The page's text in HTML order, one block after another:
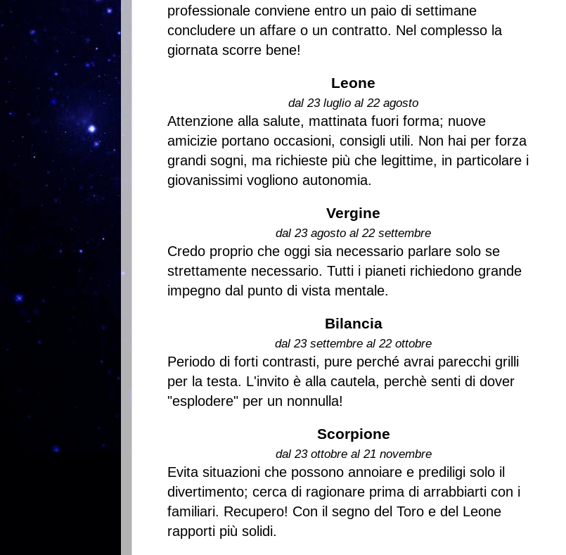
professionale conviene entro un paio di settimane
concludere un affare o un contratto. Nel complesso la
giornata scorre bene!
Leone
dal 23 luglio al 22 agosto
Attenzione alla salute, mattinata fuori forma; nuove
amicizie portano occasioni, consigli utili. Non hai per forza
grandi sogni, ma richieste più che legittime, in particolare i
giovanissimi vogliono autonomia.
Vergine
dal 23 agosto al 22 settembre
Credo proprio che oggi sia necessario parlare solo se
strettamente necessario. Tutti i pianeti richiedono grande
impegno dal punto di vista mentale.
Bilancia
dal 23 settembre al 22 ottobre
Periodo di forti contrasti, pure perché avrai parecchi grilli
per la testa. L'invito è alla cautela, perchè senti di dover
"esplodere" per un nonnulla!
Scorpione
dal 23 ottobre al 21 novembre
Evita situazioni che possono annoiare e prediligi solo il
divertimento; cerca di ragionare prima di arrabbiarti con i
familiari. Recupero! Con il segno del Toro e del Leone
rapporti più solidi.